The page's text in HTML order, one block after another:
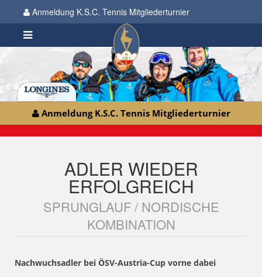
Anmeldung K.S.C. Tennis Mitgliederturnier
Anmeldung K.S.C. Tennis Mitgliederturnier
ADLER WIEDER
ERFOLGREICH
SPRUNGLAUF / NORDISCHE
KOMBINATION
Nachwuchsadler bei ÖSV-Austria-Cup vorne dabei